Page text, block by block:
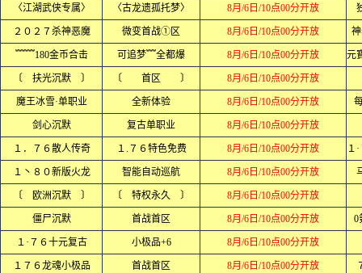
〈江湖武侠专属〉 〈古龙遗孤托梦〉 8月/6日/10点00分开放
２０２７杀神恶魔 微变首战①区 8月/6日/10点00分开放
﹌﹌180金币合击 可追梦﹌全都爆 8月/6日/10点00分开放
〔 扶光沉默 〕 〔 首区 〕 8月/6日/10点00分开放
魔王冰雪·单职业 全新体验 8月/6日/10点00分开放
剑心沉默 复古单职业 8月/6日/10点00分开放
１．７６散人传奇 １.７６特色免费 8月/6日/10点00分开放
１丶８０新版火龙 智能自动巡航 8月/6日/10点00分开放
〔 欧洲沉默 〕 〔 特权永久 〕 8月/6日/10点00分开放
僵尸沉默 首战首区 8月/6日/10点00分开放 0
１·７６十元复古 小极品+6 8月/6日/10点00分开放
１７６龙魂小极品 首战首区 8月/6日/10点00分开放